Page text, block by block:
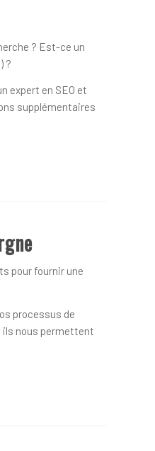
? Est-ce un
?
expert en SEO et
supplémentaires
pour fournir une
processus de
ils nous permettent